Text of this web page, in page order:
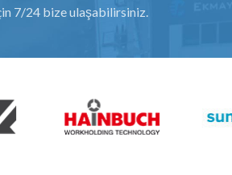
7/24 bize ulaşabilirsiniz.